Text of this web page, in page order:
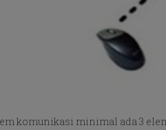
komunikasi minimal ada 3